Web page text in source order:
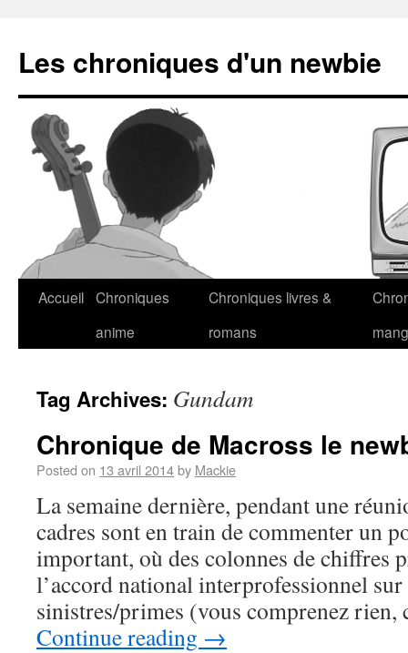
Les chroniques d'un newbie
Accueil Chroniques
anime
Chroniques livres &
romans
Tag Archives: Gundam
Chronique de Macross le
Posted on 13 avril 2014by Mackie
La semaine dernière, pendant une
cadres sont en train de commenter un
important, où des colonnes de chiffres
l’accord national interprofessionnel
sinistres/primes (vous comprenez
Continue reading →